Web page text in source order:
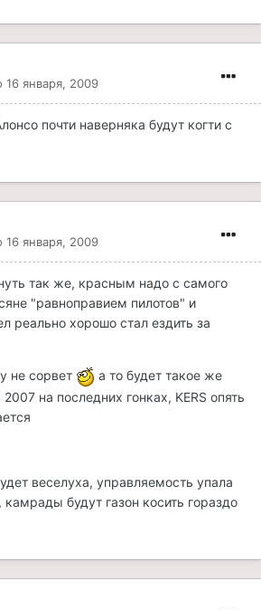
16 января, 2009
почти наверняка будут когти с
16 января, 2009
так же, красным надо с самого
"равноправием пилотов" и
реально хорошо стал ездить за
не сорвет
а то будет такое же
на последних гонках, KERS опять
веселуха, управляемость упала
будут газон косить гораздо